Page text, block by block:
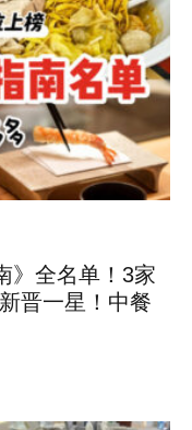
》全名单！3家
晋一星！中餐